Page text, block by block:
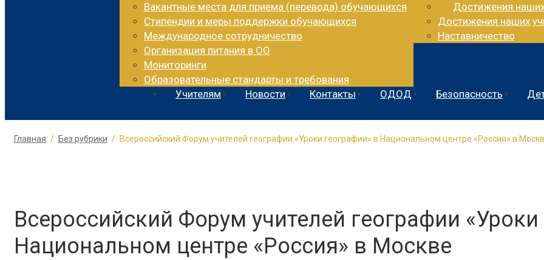
Вакантные места для приема (перевода) обучающихся
Стипендии и меры поддержки обучающихся
Международное сотрудничество
Организация питания в ОО
Мониторинги
Образовательные стандарты и требования
Достижения
Достижения наших
Наставничество
Учителям Новости Контакты ОДОД Безопасность
Главная Без рубрики Всероссийский Форум учителей географии «Уроки географии» в Национальном центре «Россия» в
Всероссийский Форум учителей географии
Национальном центре «Россия» в Москве